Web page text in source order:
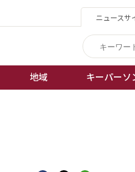
ニュースサ
地域 キーパーソ